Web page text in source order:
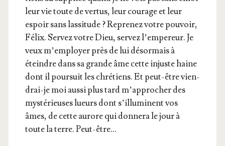
leur vie toute de ver­tus, leur cou­rage et leur
espoir sans las­si­tude ? Repre­nez votre pou­voir,
Félix. Ser­vez votre Dieu, ser­vez l’empereur. Je
veux m’employer près de lui désor­mais à
éteindre dans sa grande âme cette injuste haine
dont il pour­suit les chré­tiens. Et peut-être vien­
drai-je moi aus­si plus tard m’ap­pro­cher des
mys­té­rieuses lueurs dont s’illu­minent vos
âmes, de cette aurore qui don­ne­ra le jour à
toute la terre. Peut-être…